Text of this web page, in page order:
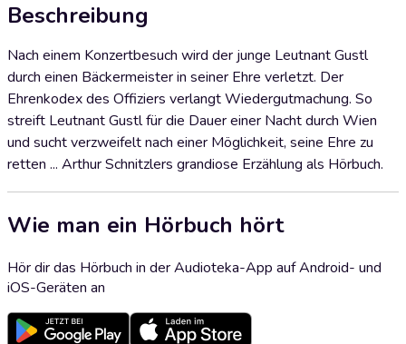
Beschreibung
Nach einem Konzertbesuch wird der junge Leutnant Gustl
durch einen Bäckermeister in seiner Ehre verletzt. Der
Ehrenkodex des Offiziers verlangt Wiedergutmachung. So
streift Leutnant Gustl für die Dauer einer Nacht durch Wien
und sucht verzweifelt nach einer Möglichkeit, seine Ehre zu
retten ... Arthur Schnitzlers grandiose Erzählung als Hörbuch.
Wie man ein Hörbuch hört
Hör dir das Hörbuch in der Audioteka-App auf Android- und
iOS-Geräten an